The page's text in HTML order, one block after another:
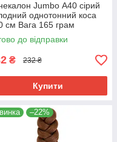
Jumbo А40 сірий
однотонний коса
см Вага 165 грам
до відправки
₴ 232 ₴
Купити
–22%